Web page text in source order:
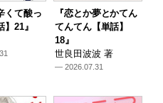
くて酸っ
21』
『恋とか夢とかてん
てんてん【単話】
18』
世良田波波 著
— 2026.07.31